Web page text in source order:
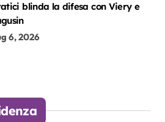
blinda la difesa con Viery e
6, 2026